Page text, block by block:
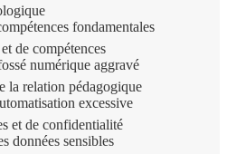
fondamentales
de compétences
numérique aggravé
la relation pédagogique
excessive
et de confidentialité
données sensibles